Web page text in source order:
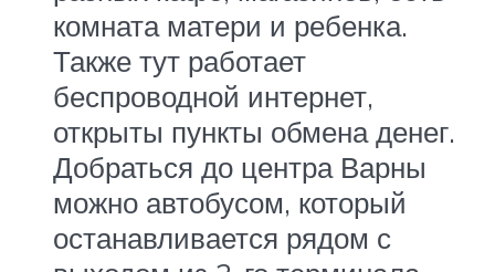
комната матери и ребенка.
Также тут работает
беспроводной интернет,
открыты пункты обмена денег.
Добраться до центра Варны
можно автобусом, который
останавливается рядом с